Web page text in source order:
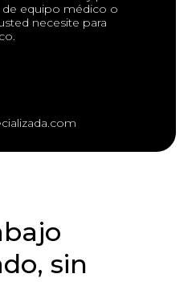
equipo médico o
necesite para
sin